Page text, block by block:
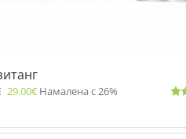
29.00€Намалена с 26%